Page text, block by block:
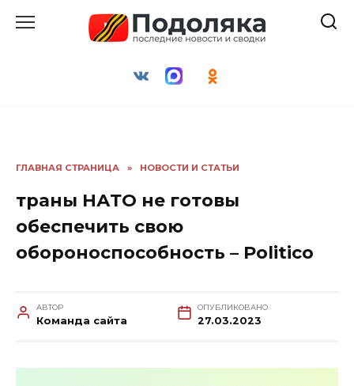
ГЛАВНАЯ СТРАНИЦА » НОВОСТИ И СТАТЬИ
траны НАТО не готовы
обеспечить свою
обороноспособность – Politico
АВТОР
Команда сайта
ОПУБЛИКОВАНО
27.03.2023